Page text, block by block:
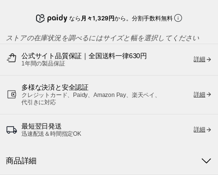
なら 月々1,329円から。分割手数料無料
ストアの在庫状況を調べるにはサイズと幅を選択してください
公式サイト品質保証｜全国送料一律630円
1年間の製品保証
詳細
多様な決済と安全認証
クレジットカード、Paidy、Amazon Pay、楽天ペイ、
代引きに対応
詳細
最短翌日発送
迅速配送＆時間指定OK
詳細
商品詳細